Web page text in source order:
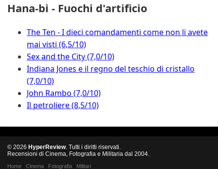
Hana-bi - Fuochi d'artificio
The Ten - I dieci comandamenti come non li avete
mai visti (6,5/10)
Sex and the City (7,0/10)
Indiana Jones e il regno del teschio di cristallo
(7,0/10)
John Rambo (7,0/10)
Il petroliere (8,5/10)
© 2026 HyperReview. Tutti i diritti riservati.
Recensioni di Cinema, Fotografia e Militaria dal 2004.
Home Cinema Fotografia Militari